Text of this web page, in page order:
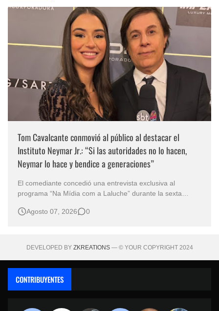
Tom Cavalcante conmovió al público al destacar el
Instituto Neymar Jr.: “Si las autoridades no lo hacen,
Neymar lo hace y bendice a generaciones”
El comediante concedió una entrevista exclusiva al
programa “Na Mídia com a Laluche” durante la sexta
eventos benéficos más importantes de Brasil. En medio del
Agosto 07, 2026 0
DEVELOPED BY ZKREATIONS— © YOUR COPYRIGHT 2024
CONTRIBUYENTES